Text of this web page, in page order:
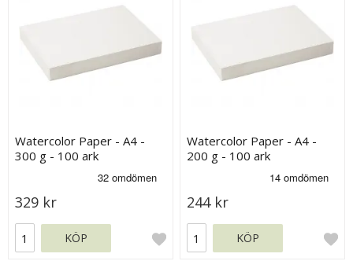
Watercolor Paper - A4 -
300 g - 100 ark
329 kr
KÖP
Watercolor Paper - A4 -
200 g - 100 ark
244 kr
KÖP